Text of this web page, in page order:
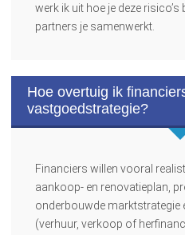
werk ik uit hoe je deze
partners je samenwerkt.
Hoe overtuig ik
vastgoedstrategie?
Financiers willen vooral
aankoop- en renovatieplan,
onderbouwde marktstrategie
(verhuur, verkoop of